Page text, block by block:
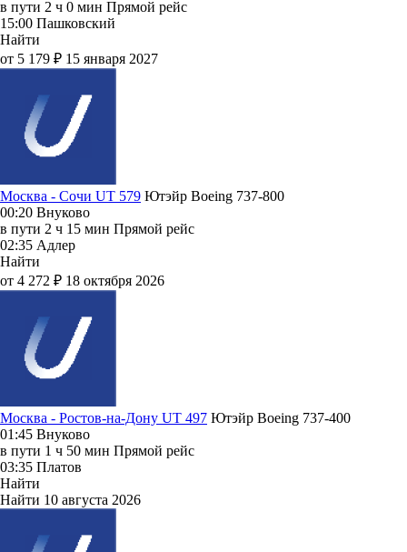
в пути 2 ч 0 мин Прямой рейс
15:00 Пашковский
Найти
от 5 179 ₽ 15 января 2027
Москва - Сочи UT 579 Ютэйр Boeing 737-800
00:20 Внуково
в пути 2 ч 15 мин Прямой рейс
02:35 Адлер
Найти
от 4 272 ₽ 18 октября 2026
Москва - Ростов-на-Дону UT 497 Ютэйр Boeing 737-400
01:45 Внуково
в пути 1 ч 50 мин Прямой рейс
03:35 Платов
Найти
Найти 10 августа 2026